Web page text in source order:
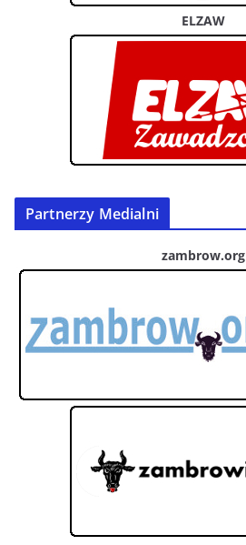
ELZAW
Partnerzy Medialni
zambrow.org